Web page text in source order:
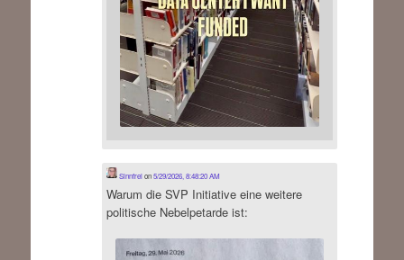
Sinnfreion5/29/2026, 8:48:20 AM
Warum die SVP Initiative eine weitere
politische Nebelpetarde ist: